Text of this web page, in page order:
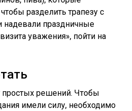
разделить трапезу с
праздничные
уважения», пойти на
простых решений. Чтобы
имели силу, необходимо